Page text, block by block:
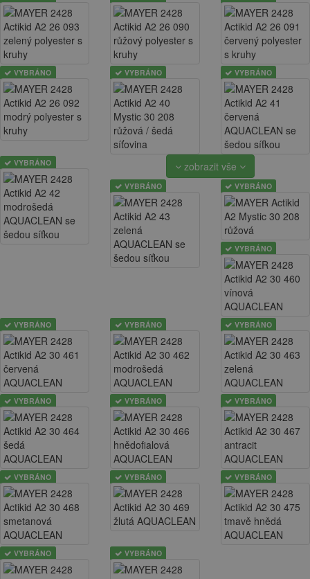
VYBRÁNO VYBRÁNO VYBRÁNO
VYBRÁNO zobrazit vše
VYBRÁNO VYBRÁNO
VYBRÁNO
VYBRÁNO VYBRÁNO VYBRÁNO
VYBRÁNO VYBRÁNO VYBRÁNO
VYBRÁNO VYBRÁNO VYBRÁNO
VYBRÁNO VYBRÁNO